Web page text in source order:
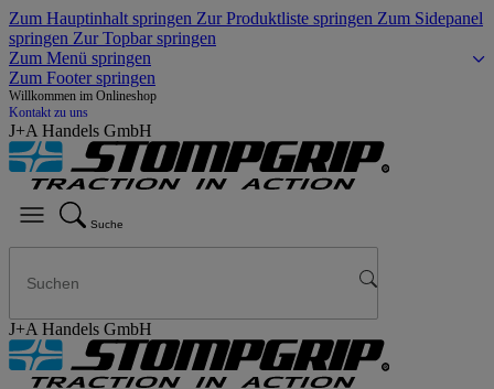
Zum Hauptinhalt springen Zur Produktliste springen Zum Sidepanel
springen Zur Topbar springen
Zum Menü springen
Zum Footer springen
Willkommen im Onlineshop
Kontakt zu uns
J+A Handels GmbH
Suche
J+A Handels GmbH